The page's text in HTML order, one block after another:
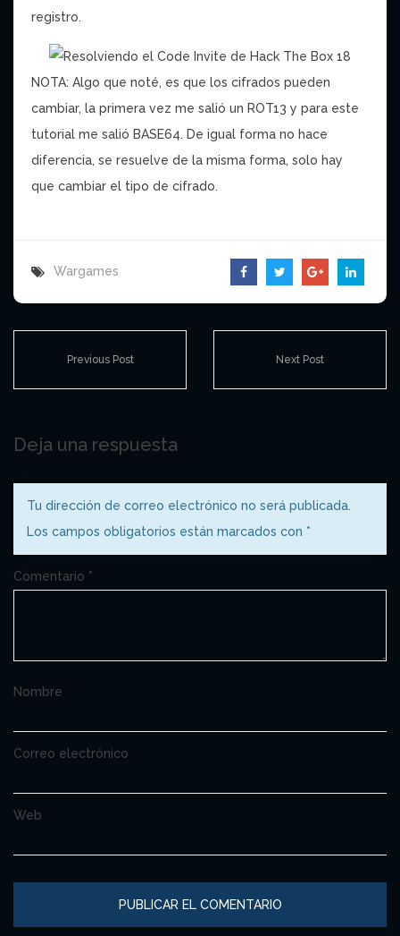
registro.
NOTA: Algo que noté, es que los cifrados pueden
cambiar, la primera vez me salió un ROT13 y para este
tutorial me salió BASE64. De igual forma no hace
diferencia, se resuelve de la misma forma, solo hay
que cambiar el tipo de cifrado.
Wargames
Previous Post Next Post
Deja una respuesta
Tu dirección de correo electrónico no será publicada.
Los campos obligatorios están marcados con *
Comentario *
Nombre
Correo electrónico
Web